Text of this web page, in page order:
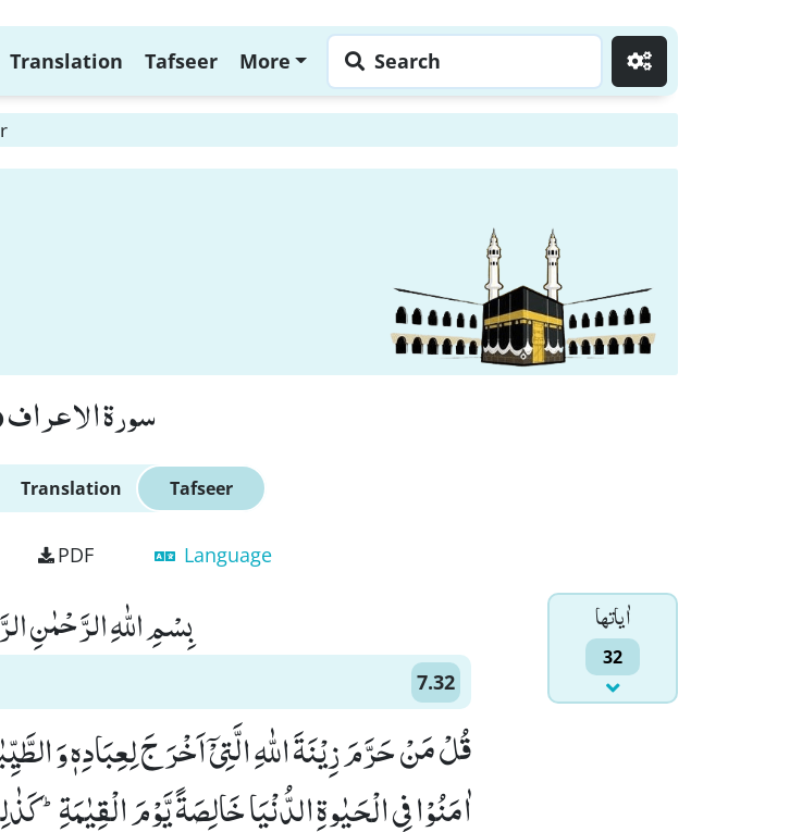
Translation Tafseer More Search
سورة الاعراف
Translation Tafseer
PDF Language
اٰياتها
32
بِسْمِ اللّٰهِ الرَّحْمٰنِ
7.32
قُلْ مَنْ حَرَّمَ زِیْنَةَ اللّٰهِ الَّتِیْۤ اَخْرَ جَ لِعِبَادِهٖ وَ
اٰمَنُوْا فِی الْحَیٰوةِ الدُّنْیَا خَالِصَةً یَّوْمَ